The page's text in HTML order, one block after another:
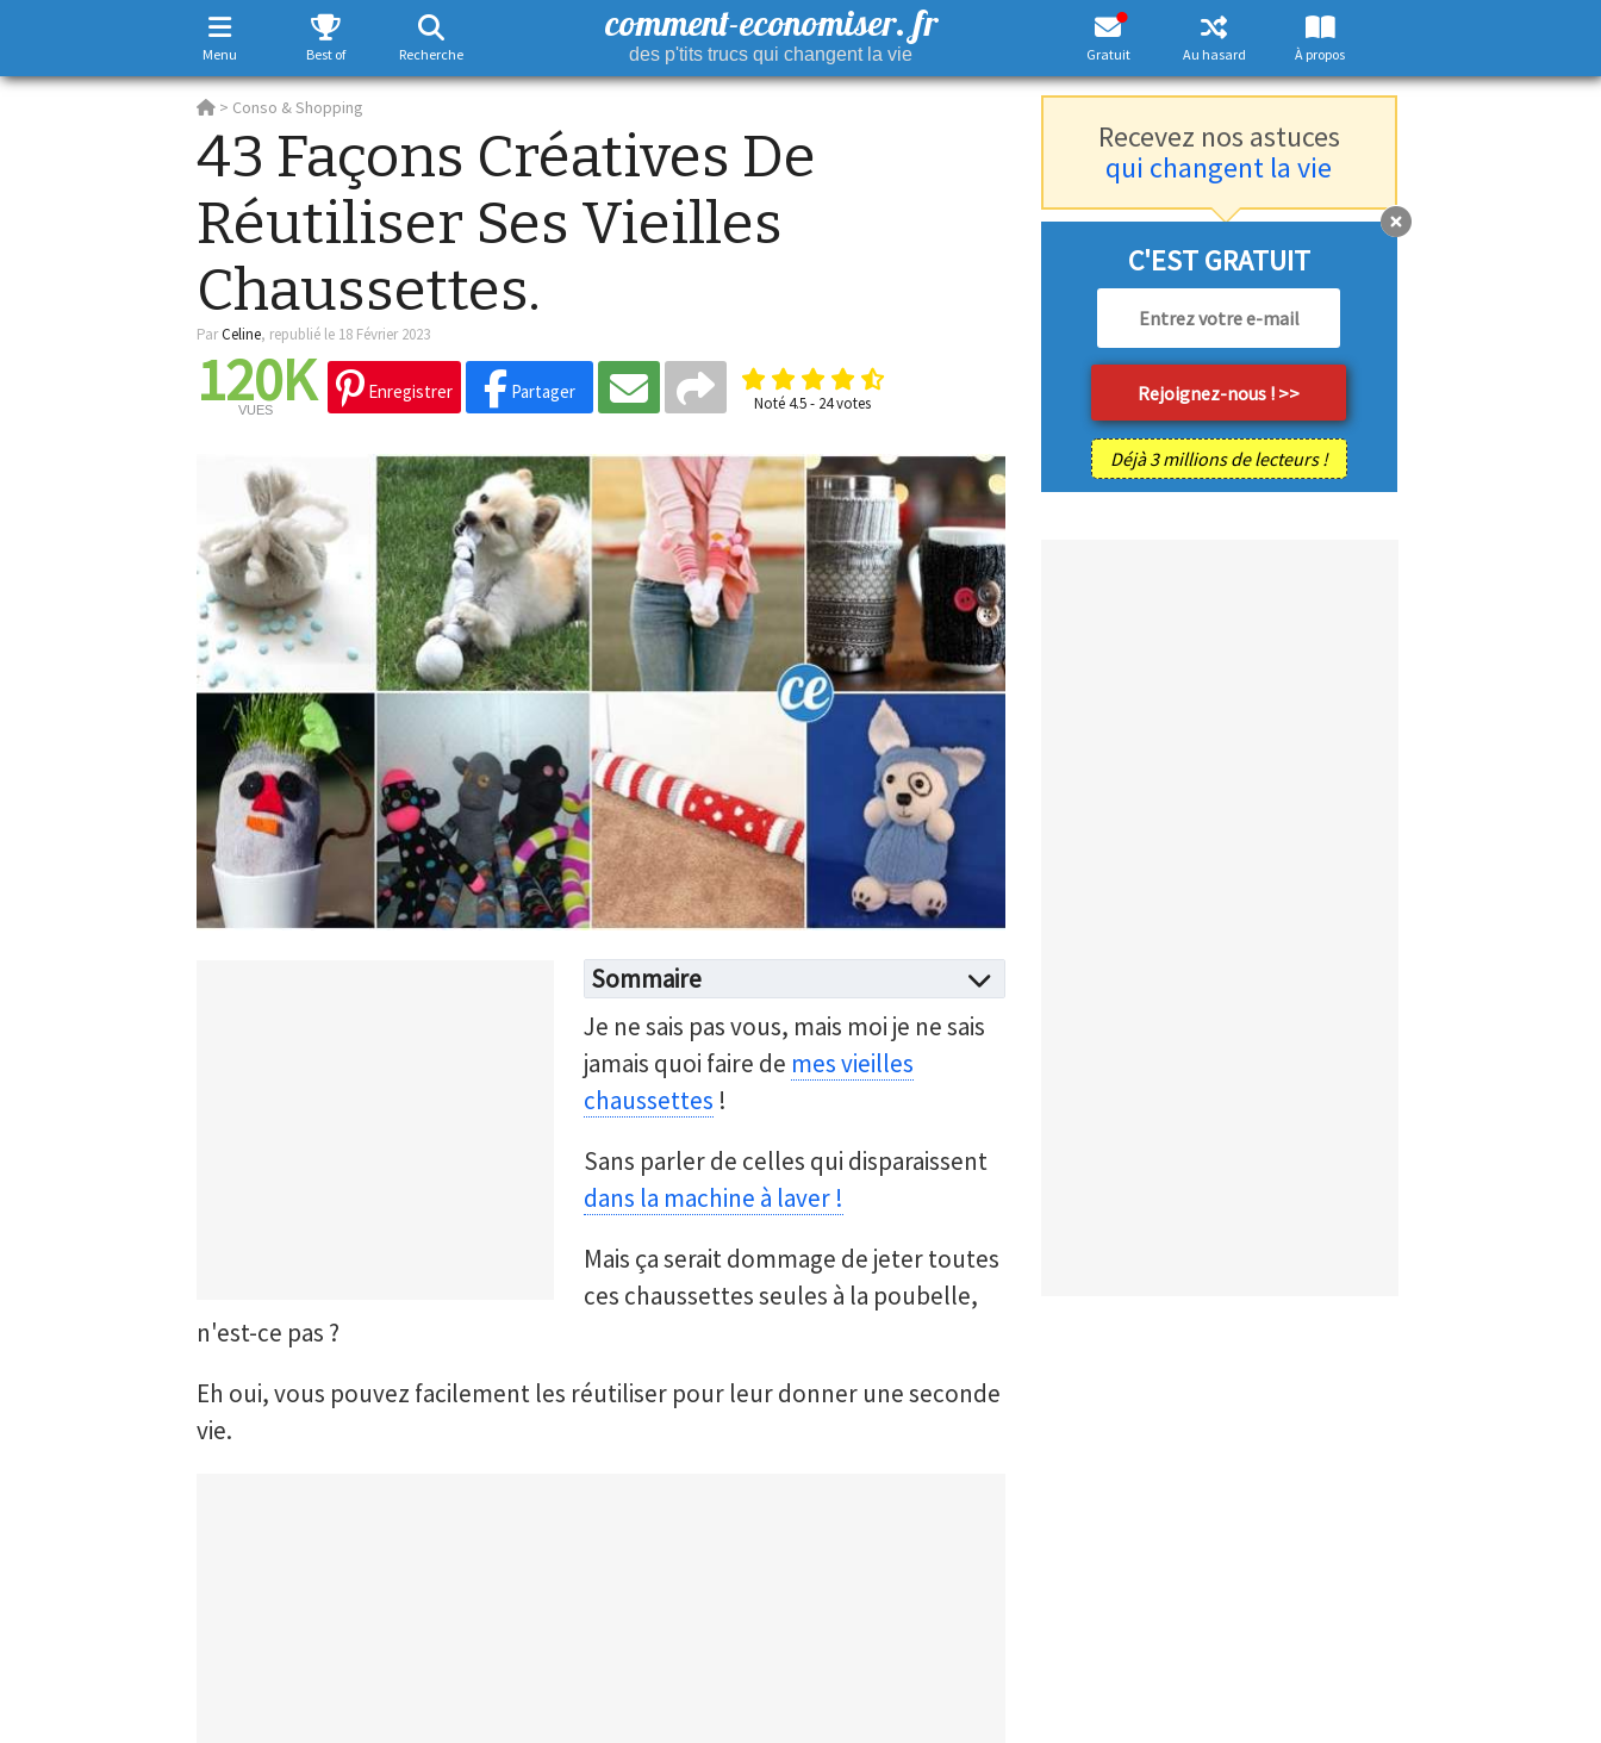
Menu Best of Recherche
comment-economiser. fr
des p'tits trucs qui changent la vie Gratuit Au hasard À propos
> Conso & Shopping
43 Façons Créatives De
Réutiliser Ses Vieilles
Chaussettes.
ParCeline, republié le 18 Février 2023
120K
VUES
Enregistrer Partager
Noté4.5- 24votes
Sommaire
Je ne sais pas vous, mais moi je ne sais
jamais quoi faire de mes vieilles
chaussettes !
Sans parler de celles qui disparaissent
dans la machine à laver !
Mais ça serait dommage de jeter toutes
ces chaussettes seules à la poubelle,
n'est-ce pas ?
Eh oui, vous pouvez facilement les réutiliser pour leur donner une seconde
vie.
Recevez nos astuces
qui changent la vie
C'EST GRATUIT
Déjà 3 millions de lecteurs !